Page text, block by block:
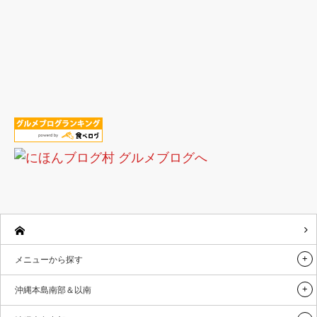
メニューから探す
沖縄本島南部＆以南